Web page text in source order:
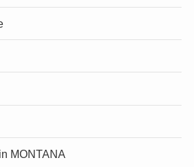
MONTANA